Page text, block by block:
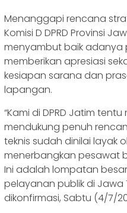
Menanggapi rencana
Komisi D DPRD Provinsi
menyambut baik adanya
memberikan apresiasi
kesiapan sarana dan
lapangan.
“Kami di DPRD Jatim
mendukung penuh
teknis sudah dinilai layak
menerbangkan pesawat
Ini adalah lompatan
pelayanan publik di Jawa
dikonfirmasi, Sabtu (4/7/